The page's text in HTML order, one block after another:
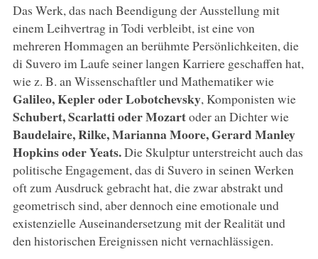
Das Werk, das nach Beendigung der Ausstellung mit
einem Leihvertrag in Todi verbleibt, ist eine von
mehreren Hommagen an berühmte Persönlichkeiten, die
di Suvero im Laufe seiner langen Karriere geschaffen hat,
wie z. B. an Wissenschaftler und Mathematiker wie
Galileo, Kepler oder Lobotchevsky, Komponisten wie
Schubert, Scarlatti oder Mozartoder an Dichter wie
Baudelaire, Rilke, Marianna Moore, Gerard Manley
Hopkins oder Yeats.Die Skulptur unterstreicht auch das
politische Engagement, das di Suvero in seinen Werken
oft zum Ausdruck gebracht hat, die zwar abstrakt und
geometrisch sind, aber dennoch eine emotionale und
existenzielle Auseinandersetzung mit der Realität und
den historischen Ereignissen nicht vernachlässigen.